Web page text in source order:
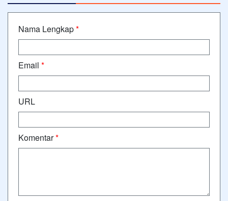
Nama Lengkap*
Email *
URL
Komentar*